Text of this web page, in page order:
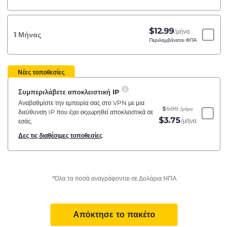
1 Μήνας $12.99/μήνα
Περιλαμβάνεται ΦΠΑ
Νέες τοποθεσίες
Συμπεριλάβετε αποκλειστική IP
Αναβαθμίστε την εμπειρία σας στο VPN με μια
διεύθυνση IP που έχει εκχωρηθεί αποκλειστικά σε
εσάς.
Δες τις διαθέσιμες τοποθεσίες
$5.00 /μήνα
$3.75/μήνα
*Όλα τα ποσά αναγράφονται σε Δολάρια ΗΠΑ
Απόκτησε το πακέτο